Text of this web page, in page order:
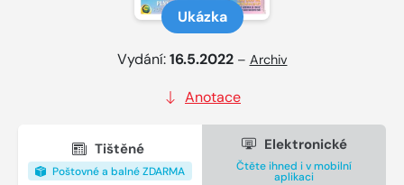
Ukázka
Vydání:16.5.2022 – Archiv
Anotace
Tištěné
Poštovné a balné ZDARMA
Elektronické
Čtěte ihned i v mobilní
aplikaci